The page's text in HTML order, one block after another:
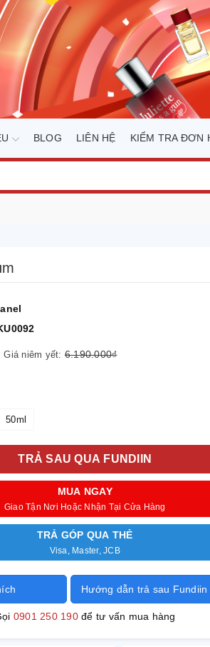
BLOG LIÊN HỆ KIỂM TRA ĐƠN
Giá niêm yết: 6.190.000₫
50ml
TRẢ SAU QUA FUNDIIN
MUA NGAY
Giao Tận Nơi Hoặc Nhận Tại Cửa Hàng
TRẢ GÓP QUA THẺ
Visa, Master, JCB
Hướng dẫn trả sau Fundiin
0901 250 190để tư vấn mua hàng